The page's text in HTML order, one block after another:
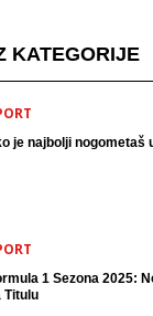
KATEGORIJE
je najbolji nogometaš
1 Sezona 2025:
Titulu